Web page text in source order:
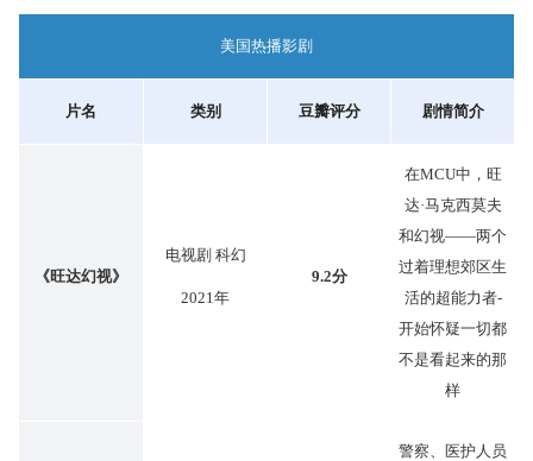
美国热播影剧
片名 类别 豆瓣评分 剧情简介
《旺达幻视》
电视剧 科幻
2021年
9.2分
在MCU中，旺
达·马克西莫夫
和幻视——两个
过着理想郊区生
活的超能力者-
开始怀疑一切都
不是看起来的那
样
警察、医护人员